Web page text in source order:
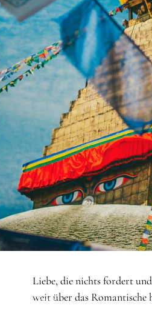
Thema
Liebe, die nichts fordert
weit über das Romantische